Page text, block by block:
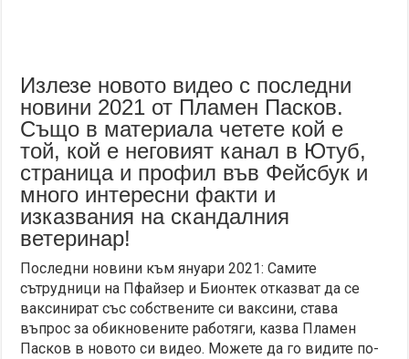
Излезе новото видео с последни
новини 2021 от Пламен Пасков.
Също в материала четете кой е
той, кой е неговият канал в Ютуб,
страница и профил във Фейсбук и
много интересни факти и
изказвания на скандалния
ветеринар!
Последни новини към януари 2021: Самите
сътрудници на Пфайзер и Бионтек отказват да се
ваксинират със собствените си ваксини, става
въпрос за обикновените работяги, казва Пламен
Пасков в новото си видео. Можете да го видите по-